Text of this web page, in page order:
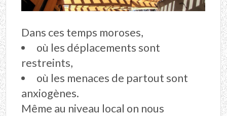
Dans ces temps moroses,
où les déplacements sont
restreints,
où les menaces de partout sont
anxiogènes.
Même au niveau local on nous